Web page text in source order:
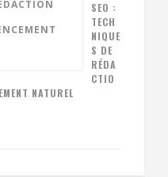
SEO :
TECH
NIQUE
S DE
RÉDA
CTIO
NATUREL